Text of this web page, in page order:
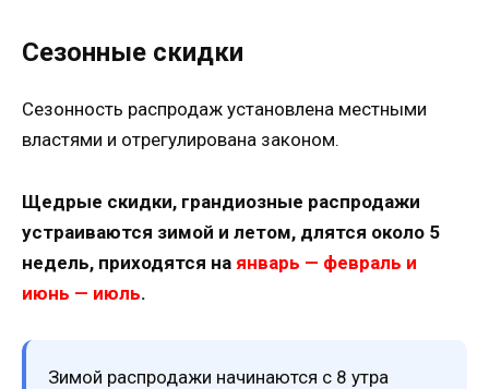
Сезонные скидки
Сезонность распродаж установлена местными
властями и отрегулирована законом.
Щедрые скидки, грандиозные распродажи
устраиваются зимой и летом, длятся около 5
недель, приходятся на январь — февраль и
июнь — июль.
Зимой распродажи начинаются с 8 утра